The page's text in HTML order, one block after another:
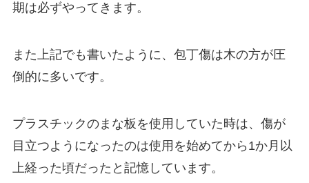
期は必ずやってきます。
また上記でも書いたように、包丁傷は木の方が圧
倒的に多いです。
プラスチックのまな板を使用していた時は、傷が
目立つようになったのは使用を始めてから1か月以
上経った頃だったと記憶しています。